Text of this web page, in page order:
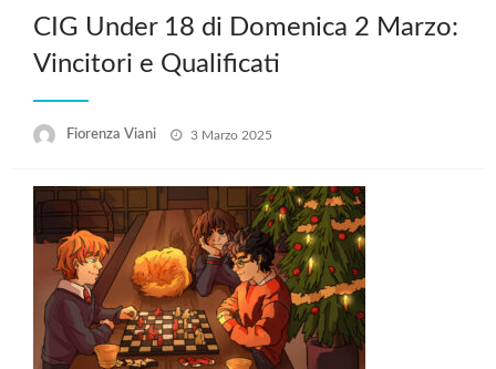
CIG Under 18 di Domenica 2 Marzo:
Vincitori e Qualificati
Fiorenza Viani
Posted
3 Marzo 2025